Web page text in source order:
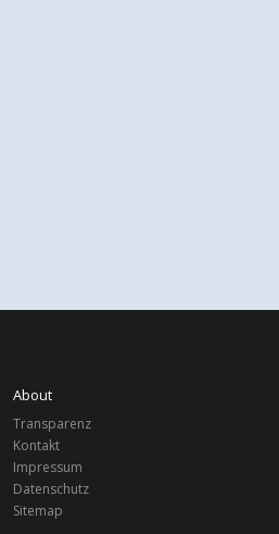
About
Transparenz
Kontakt
Impressum
Datenschutz
Sitemap